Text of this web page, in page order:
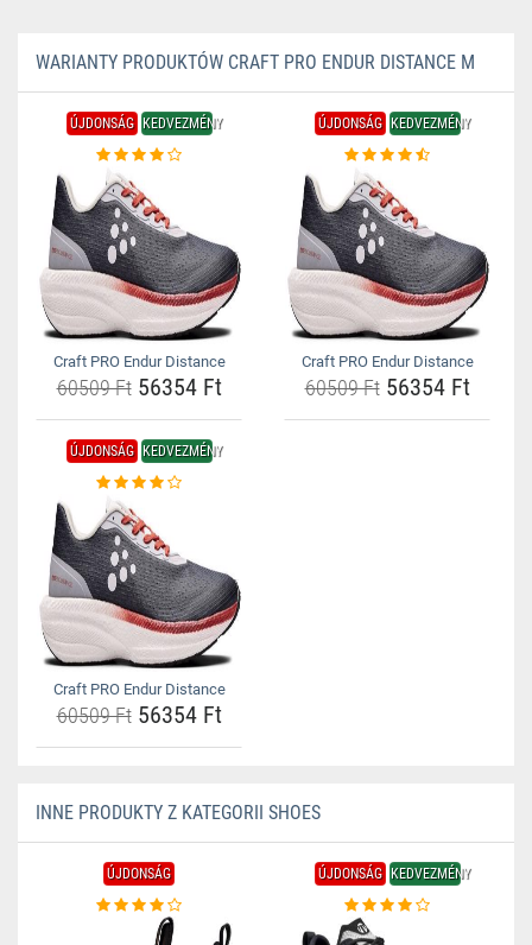
WARIANTY PRODUKTÓW CRAFT PRO ENDUR DISTANCE M
ÚJDONSÁG KEDVEZMÉNY
Craft PRO Endur Distance
60509 Ft56354 Ft
ÚJDONSÁG KEDVEZMÉNY
Craft PRO Endur Distance
60509 Ft56354 Ft
ÚJDONSÁG KEDVEZMÉNY
Craft PRO Endur Distance
60509 Ft56354 Ft
INNE PRODUKTY Z KATEGORII SHOES
ÚJDONSÁG ÚJDONSÁG KEDVEZMÉNY